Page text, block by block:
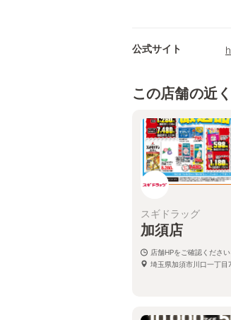
公式サイト
この店舗の近
スギドラッグ
加須店
店舗HPをご確認ください
埼玉県加須市川口一丁目